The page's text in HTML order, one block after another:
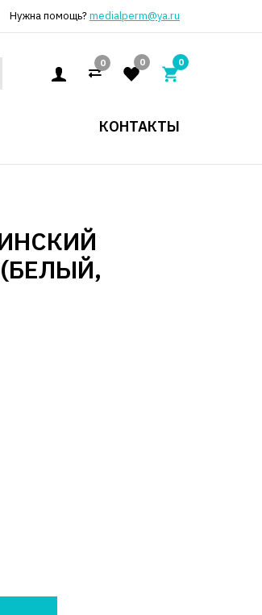
Нужна помощь?medialperm@ya.ru
0 0 0
КОНТАКТЫ